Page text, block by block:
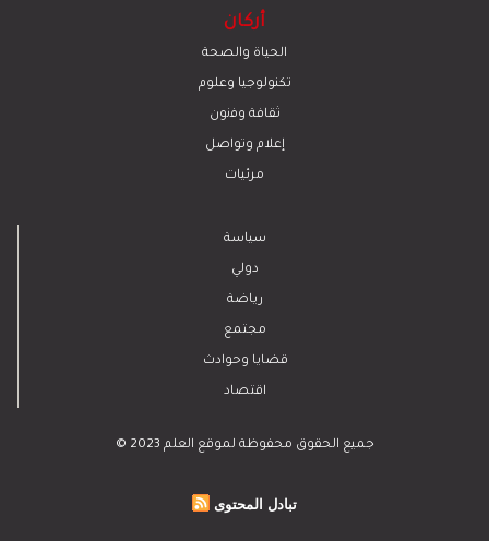
أركان
الحياة والصحة
تكنولوجيا وعلوم
ﺛﻘﺎﻓﺔ وﻓﻧون
إعلام وتواصل
مرئيات
سياسة
دولي
رياضة
مجتمع
قضايا وحوادث
اقتصاد
© 2023 جميع الحقوق محفوظة لموقع العلم
تبادل المحتوى